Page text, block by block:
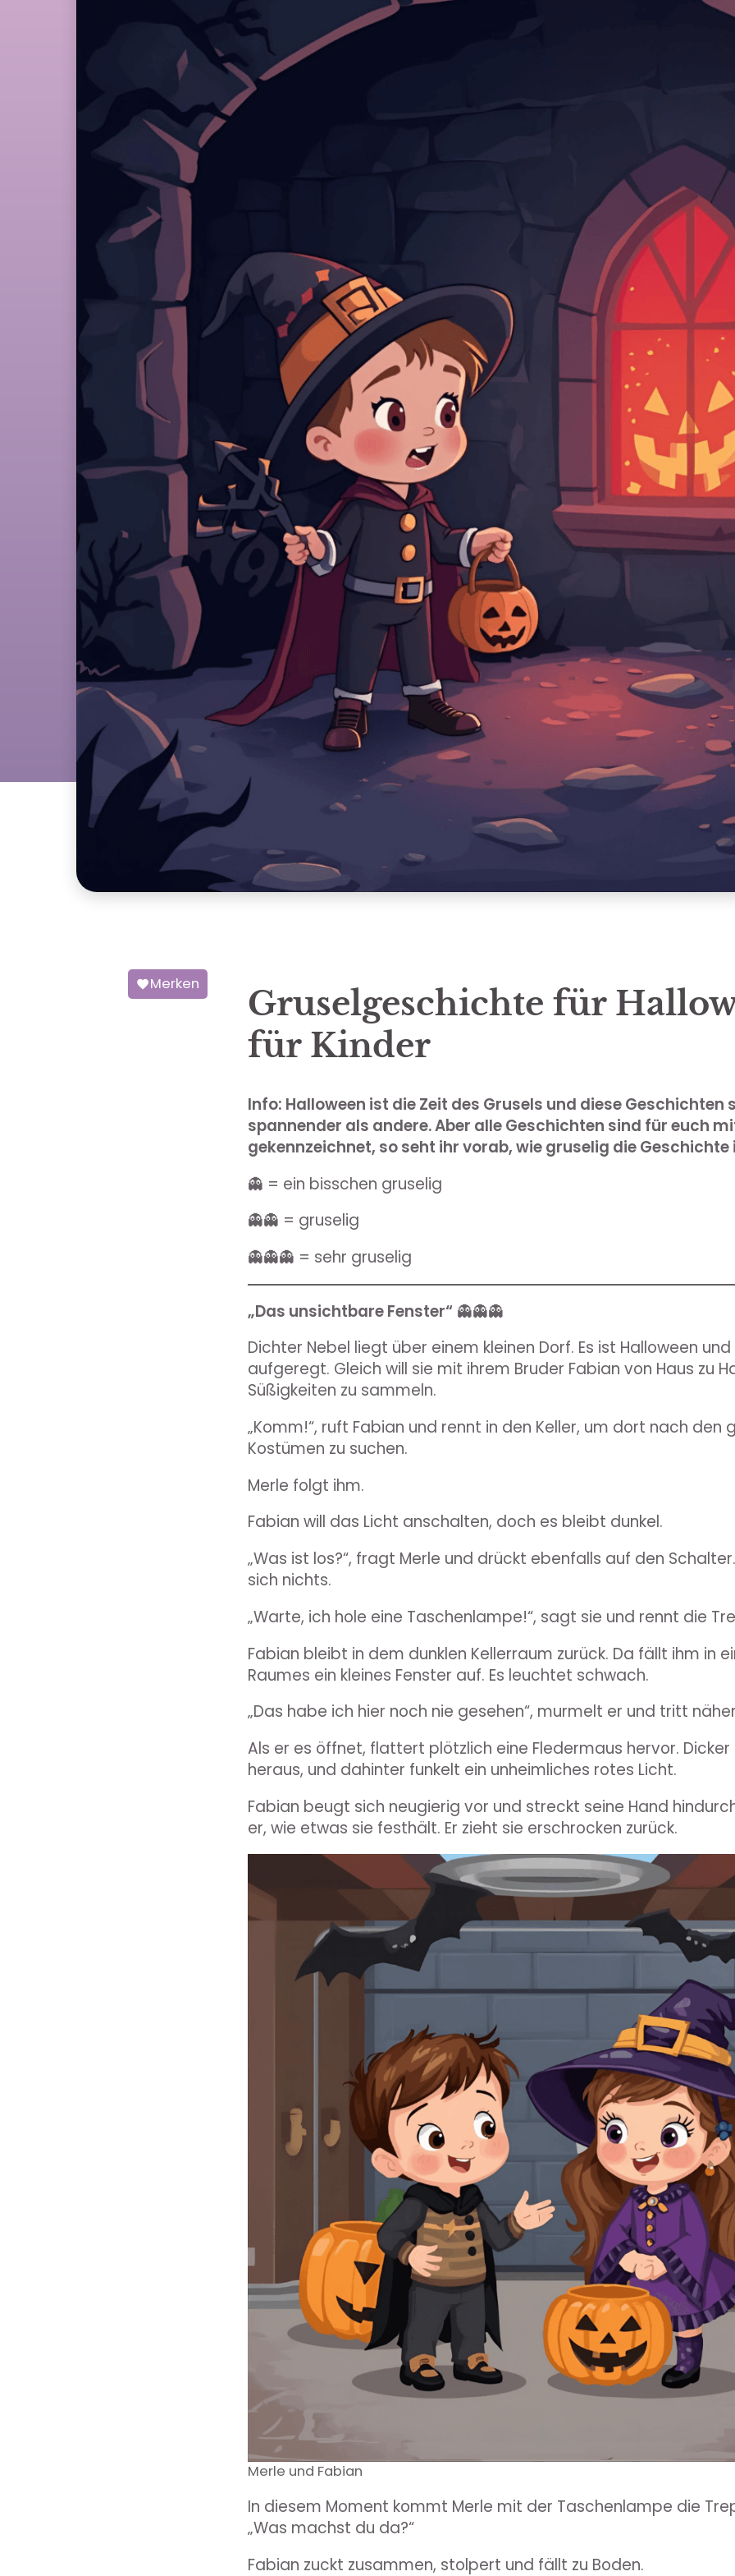
Merken
Gruselgeschichte für
für Kinder
Info: Halloween ist die Zeit des Grusels und diese Geschichten
spannender als andere. Aber alle Geschichten sind für euch
gekennzeichnet, so seht ihr vorab, wie gruselig die Geschichte
👻 = ein bisschen gruselig
👻👻 = gruselig
👻👻👻 = sehr gruselig
„Das unsichtbare Fenster“ 👻👻👻
Dichter Nebel liegt über einem kleinen Dorf. Es ist Halloween
aufgeregt. Gleich will sie mit ihrem Bruder Fabian von Haus zu
Süßigkeiten zu sammeln.
„Komm!“, ruft Fabian und rennt in den Keller, um dort nach den
Kostümen zu suchen.
Merle folgt ihm.
Fabian will das Licht anschalten, doch es bleibt dunkel.
„Was ist los?“, fragt Merle und drückt ebenfalls auf den
sich nichts.
„Warte, ich hole eine Taschenlampe!“, sagt sie und rennt die
Fabian bleibt in dem dunklen Kellerraum zurück. Da fällt ihm in
Raumes ein kleines Fenster auf. Es leuchtet schwach.
„Das habe ich hier noch nie gesehen“, murmelt er und tritt
Als er es öffnet, flattert plötzlich eine Fledermaus hervor. Dicker
heraus, und dahinter funkelt ein unheimliches rotes Licht.
Fabian beugt sich neugierig vor und streckt seine Hand
er, wie etwas sie festhält. Er zieht sie erschrocken zurück.
Merle und Fabian
In diesem Moment kommt Merle mit der Taschenlampe die
„Was machst du da?“
Fabian zuckt zusammen, stolpert und fällt zu Boden.